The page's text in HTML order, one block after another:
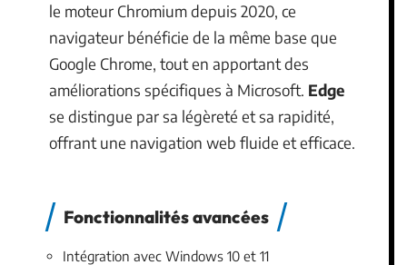
le moteur Chromium depuis 2020, ce
navigateur bénéficie de la même base que
Google Chrome, tout en apportant des
améliorations spécifiques à Microsoft. Edge
se distingue par sa légèreté et sa rapidité,
offrant une navigation web fluide et efficace.
Fonctionnalités avancées
Intégration avec Windows 10 et 11